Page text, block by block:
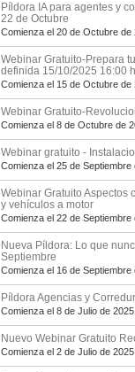
Píldora IA para agentes y
22 de Octubre
Comienza el 20 de Octubre de
Webinar Gratuito-Prepara
definida 15/10/2025 16:00
Comienza el 15 de Octubre de
Webinar Gratuito-
Comienza el 8 de Octubre de
Webinar gratuito -
Comienza el 25 de Septiembre
Webinar Gratuito Aspectos
y vehículos a motor
Comienza el 22 de Septiembre
Nueva Píldora: Lo que
Septiembre
Comienza el 16 de Septiembre
Píldora Agencias y
Comienza el 8 de Julio de 2025
Nuevo Webinar Gratuito
Comienza el 2 de Julio de 2025